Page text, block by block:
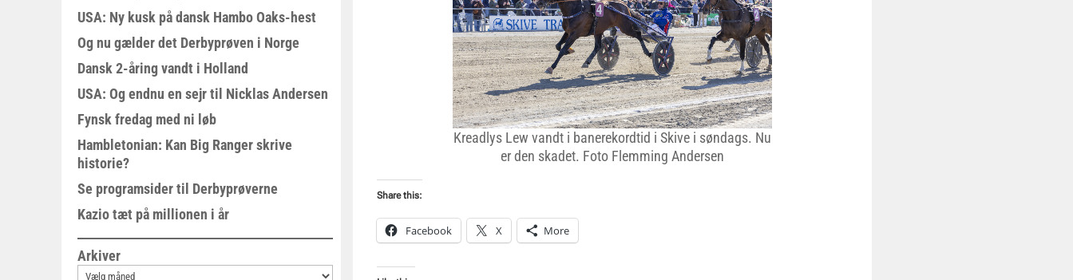
USA: Ny kusk på dansk Hambo Oaks-hest
Og nu gælder det Derbyprøven i Norge
Dansk 2-åring vandt i Holland
USA: Og endnu en sejr til Nicklas Andersen
Fynsk fredag med ni løb
Hambletonian: Kan Big Ranger skrive
historie?
Se programsider til Derbyprøverne
Kazio tæt på millionen i år
Arkiver
Kreadlys Lew vandt i banerekordtid i Skive i søndags. Nu
er den skadet. Foto Flemming Andersen
Share this:
Facebook X More